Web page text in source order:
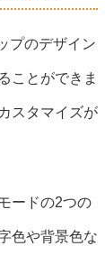
プのデザイン
ことができま
スタマイズが
ードの2つの
色や背景色な